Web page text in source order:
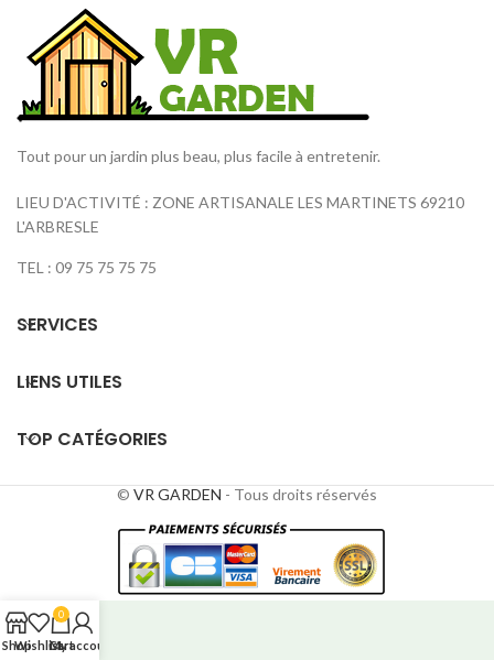
Tout pour un jardin plus beau, plus facile à entretenir.
LIEU D'ACTIVITÉ : ZONE ARTISANALE LES MARTINETS 69210
L'ARBRESLE
TEL : 09 75 75 75 75
SERVICES
LIENS UTILES
TOP CATÉGORIES
© VR GARDEN - Tous droits réservés
ShopWishlist
0
Cart
My account